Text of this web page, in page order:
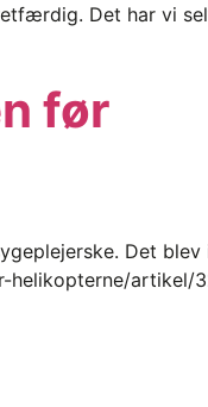
Det har vi
før
Det
artikel/